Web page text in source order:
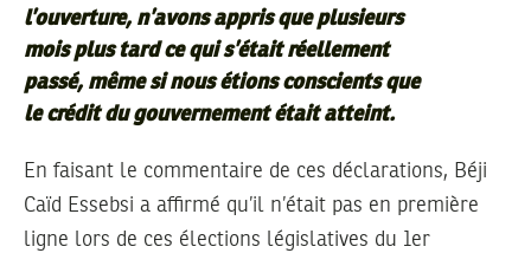
l’ouverture, n’avons appris que plusieurs
mois plus tard ce qui s’était réellement
passé, même si nous étions conscients que
le crédit du gouvernement était atteint.
En faisant le commentaire de ces déclarations, Béji
Caïd Essebsi a affirmé qu’il n’était pas en première
ligne lors de ces élections législatives du 1er